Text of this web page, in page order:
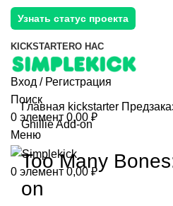
Узнать статус проекта
KICKSTARTERО НАС
Вход / Регистрация
Поиск
0 элемент 0,00 ₽
Меню
0 элемент 0,00₽
Главная kickstarter
Ghillie Add-on
Too Many
on